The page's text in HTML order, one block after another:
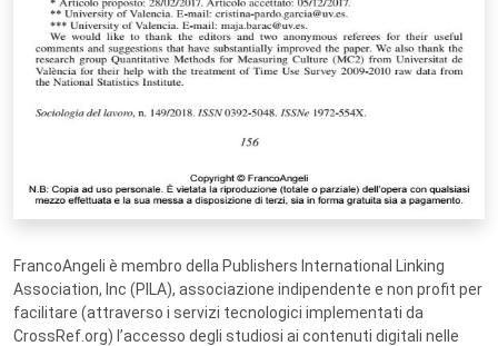
FrancoAngeli è membro della Publishers International Linking
Association, Inc (PILA), associazione indipendente e non profit per
facilitare (attraverso i servizi tecnologici implementati da
CrossRef.org) l’accesso degli studiosi ai contenuti digitali nelle